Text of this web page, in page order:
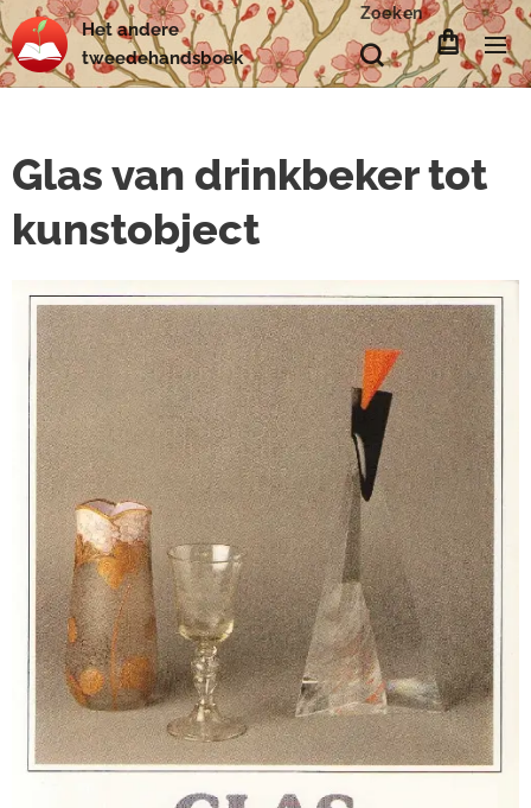
Hetandere
tweedehandsboek
Zoeken
Glas van drinkbeker tot
kunstobject